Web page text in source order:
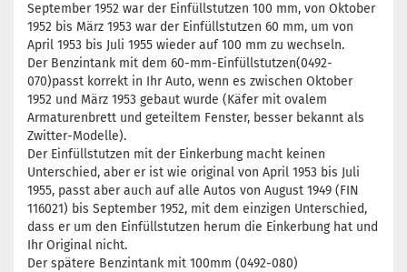
September 1952 war der Einfüllstutzen 100 mm, von Oktober
1952 bis März 1953 war der Einfüllstutzen 60 mm, um von
April 1953 bis Juli 1955 wieder auf 100 mm zu wechseln.
Der Benzintank mit dem 60-mm-Einfüllstutzen(0492-
070)passt korrekt in Ihr Auto, wenn es zwischen Oktober
1952 und März 1953 gebaut wurde (Käfer mit ovalem
Armaturenbrett und geteiltem Fenster, besser bekannt als
Zwitter-Modelle).
Der Einfüllstutzen mit der Einkerbung macht keinen
Unterschied, aber er ist wie original von April 1953 bis Juli
1955, passt aber auch auf alle Autos von August 1949 (FIN
116021) bis September 1952, mit dem einzigen Unterschied,
dass er um den Einfüllstutzen herum die Einkerbung hat und
Ihr Original nicht.
Der spätere Benzintank mit 100mm (0492-080)